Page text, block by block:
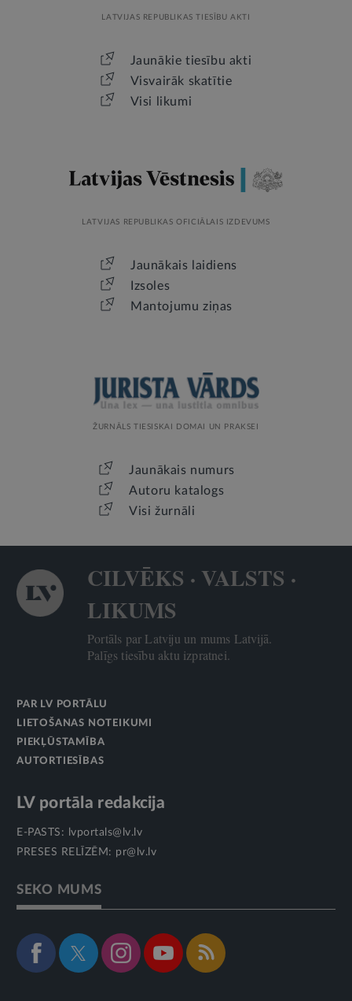
LATVIJAS REPUBLIKAS TIESĪBU AKTI
Jaunākie tiesību akti
Visvairāk skatītie
Visi likumi
LATVIJAS REPUBLIKAS OFICIĀLAIS IZDEVUMS
Jaunākais laidiens
Izsoles
Mantojumu ziņas
ŽURNĀLS TIESISKAI DOMAI UN PRAKSEI
Jaunākais numurs
Autoru katalogs
Visi žurnāli
CILVĒKS · VALSTS ·
LIKUMS
Portāls par Latviju un mums Latvijā.
Palīgs tiesību aktu izpratnei.
PAR LV PORTĀLU
LIETOŠANAS NOTEIKUMI
PIEKĻŪSTAMĪBA
AUTORTIESĪBAS
LV portāla redakcija
E-PASTS:
lvportals@lv.lv
PRESES RELĪZĒM: pr@lv.lv
SEKO MUMS